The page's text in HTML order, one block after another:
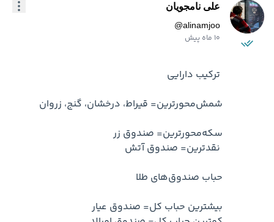
علی نامجویان
@alinamjoo
10 ماه پیش